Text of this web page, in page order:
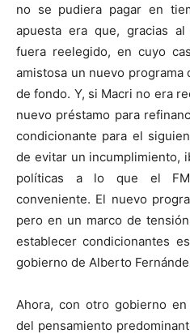
no se pudiera pagar en
apuesta era que, gracias
fuera reelegido, en cuyo
amistosa un nuevo programa
de fondo. Y, si Macri no era
nuevo préstamo para
condicionante para el
de evitar un incumplimiento,
políticas a lo que el
conveniente. El nuevo
pero en un marco de
establecer condicionantes
gobierno de Alberto
Ahora, con otro gobierno
del pensamiento